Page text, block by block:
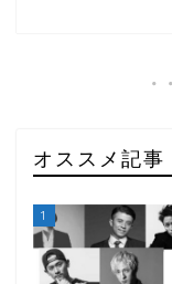
オススメ記事
1